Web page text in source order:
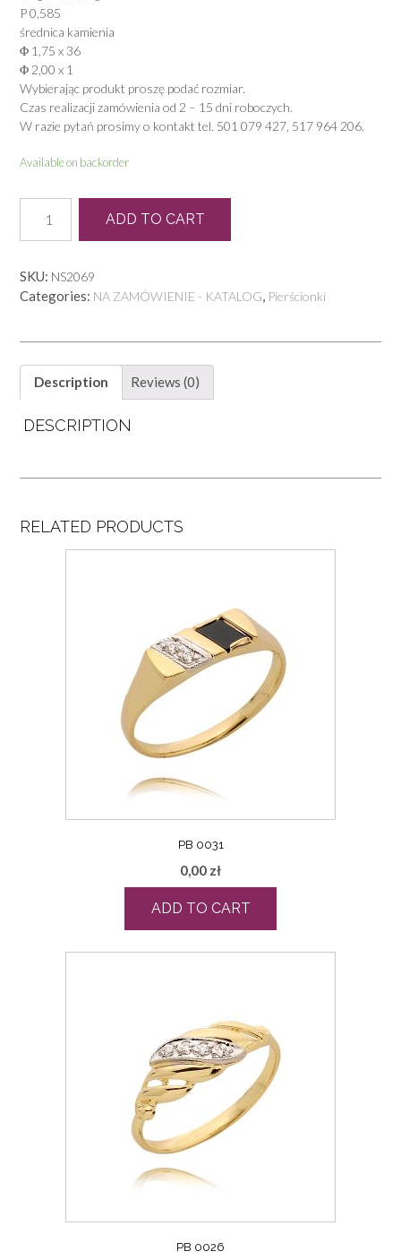
P 0,585
średnica kamienia
Φ 1,75 x 36
Φ 2,00 x 1
Wybierając produkt proszę podać rozmiar.
Czas realizacji zamówienia od 2 – 15 dni roboczych.
W razie pytań prosimy o kontakt tel. 501 079 427, 517 964 206.
Available on backorder
0270
quantity
ADD TO CART
SKU: NS2069
Categories: NA ZAMÓWIENIE - KATALOG, Pierścionki
Description Reviews (0)
DESCRIPTION
RELATED PRODUCTS
PB 0031
0,00 zł
ADD TO CART
PB 0026